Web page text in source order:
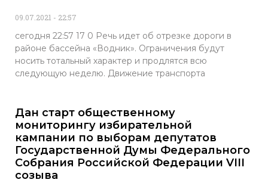
09.07.2021 22:57
сегодня 22:57 17 0 Речь идет об отрезке дороги в
районе бассейна «Водник». Ограничения будут
носить тотальный характер и продлятся всю
следующую неделю. Движение транспорта
Дан старт общественному
мониторингу избирательной
кампании по выборам депутатов
Государственной Думы Федерального
Собрания Российской Федерации VIII
созыва